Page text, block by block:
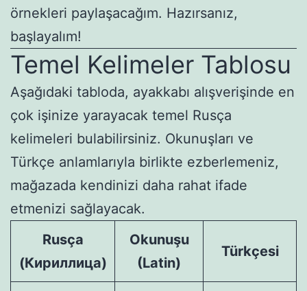
örnekleri paylaşacağım. Hazırsanız,
başlayalım!
Temel Kelimeler Tablosu
Aşağıdaki tabloda, ayakkabı alışverişinde en
çok işinize yarayacak temel Rusça
kelimeleri bulabilirsiniz. Okunuşları ve
Türkçe anlamlarıyla birlikte ezberlemeniz,
mağazada kendinizi daha rahat ifade
etmenizi sağlayacak.
Rusça
(Кириллица)
Okunuşu
(Latin)
Türkçesi